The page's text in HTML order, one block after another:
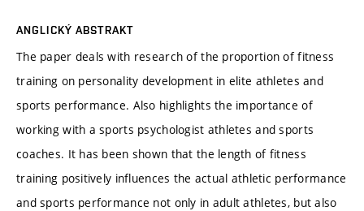
ANGLICKÝ ABSTRAKT
The paper deals with research of the proportion of fitness
training on personality development in elite athletes and
sports performance. Also highlights the importance of
working with a sports psychologist athletes and sports
coaches. It has been shown that the length of fitness
training positively influences the actual athletic performance
and sports performance not only in adult athletes, but also